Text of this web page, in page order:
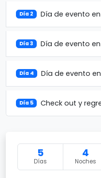
Día 2 Día de evento
Día 3 Día de evento
Día 4 Día de evento
Día 5 Check out y
5
Días
4
Noches